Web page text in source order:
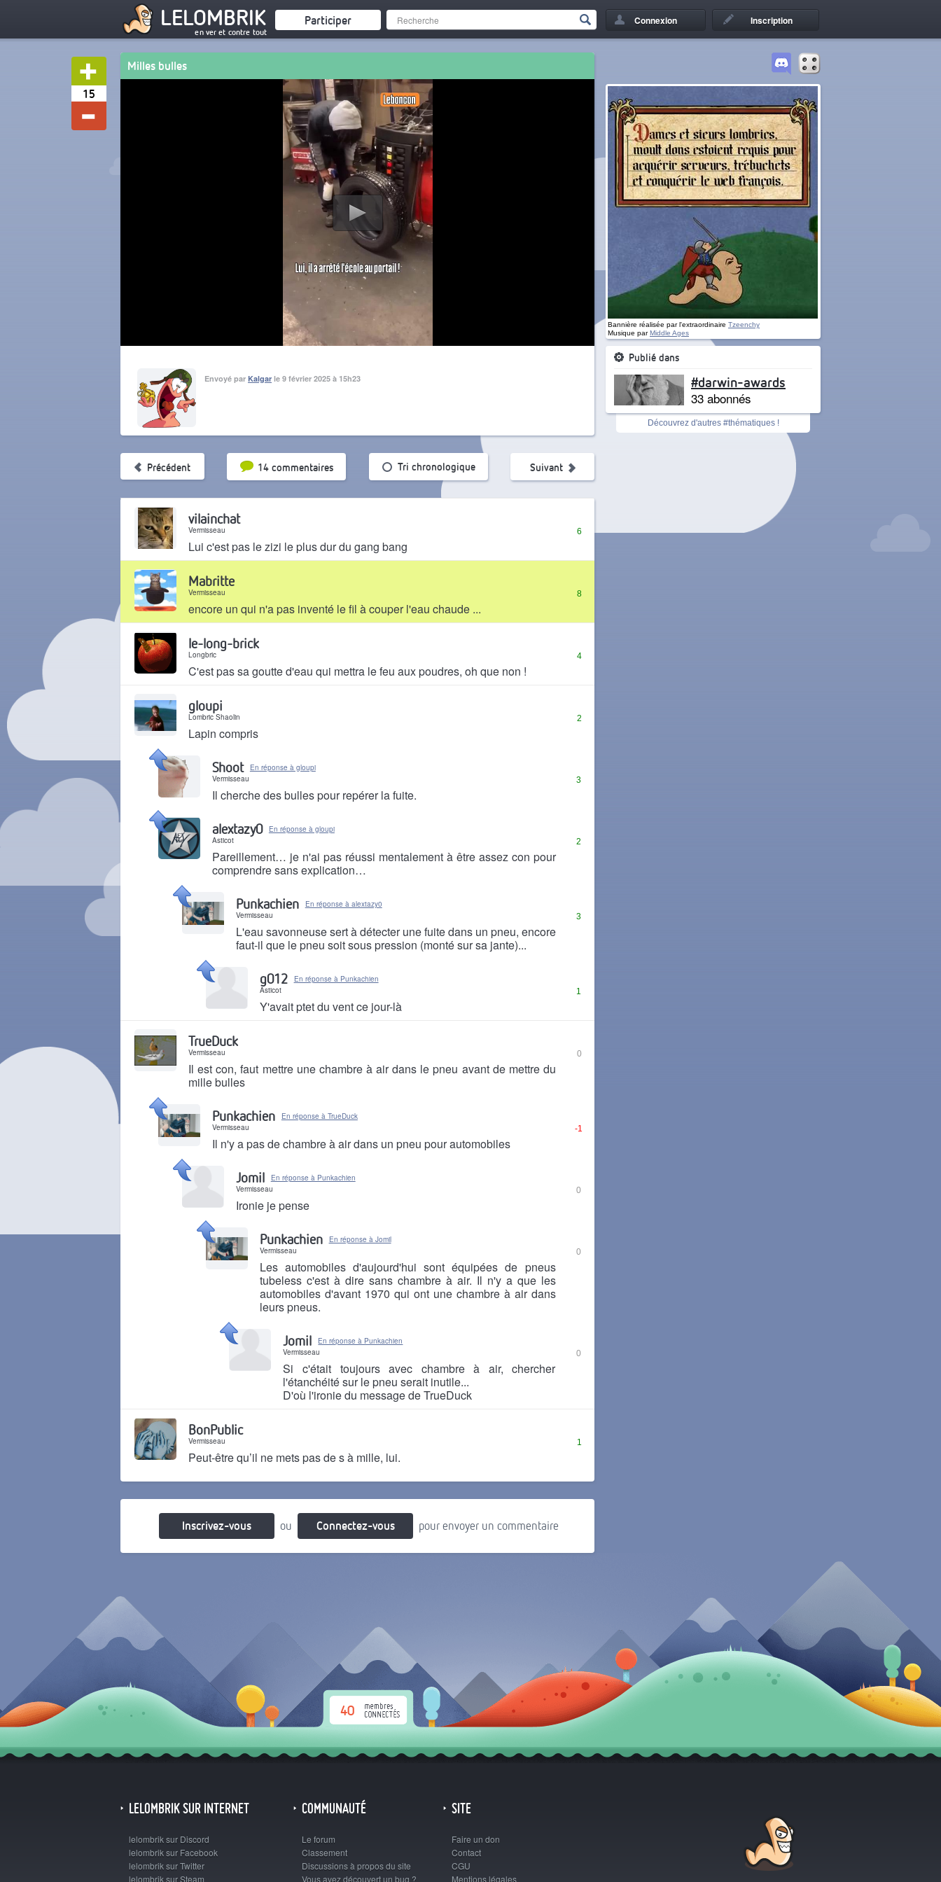
LELOMBRIK
en ver et contre tout
Participer Connexion Inscription
15
Milles bulles
Envoyé par Kalgar le 9 février 2025 à 15h23
Précédent 14 commentaires
Tri par popularité Tri chronologique Suivant
6
vilainchat
Vermisseau
Lui c'est pas le zizi le plus dur du gang bang
Il y a 2 ans
8
Mabritte
Vermisseau
encore un qui n'a pas inventé le fil à couper l'eau chaude ...
4
le-long-brick
Longbric
C'est pas sa goutte d'eau qui mettra le feu aux poudres, oh que non !
2
gloupi
Lombric Shaolin
Lapin compris
Il y a 2 ans
3
Shoot
En réponse à gloupi
Vermisseau
Il cherche des bulles pour repérer la fuite.
Il y a 2 ans
2
alextazy0
En réponse à gloupi
Asticot
Pareillement… je n'ai pas réussi mentalement à être assez con pour
comprendre sans explication…
Il y a 2 ans
3
Punkachien
En réponse à alextazy0
Vermisseau
L'eau savonneuse sert à détecter une fuite dans un pneu, encore
faut-il que le pneu soit sous pression (monté sur sa jante)...
Il y a 2 ans
1
g012
En réponse à Punkachien
Asticot
Y'avait ptet du vent ce jour-là
0
TrueDuck
Vermisseau
Il est con, faut mettre une chambre à air dans le pneu avant de mettre du
mille bulles
Il y a 2 ans
-1
Punkachien
En réponse à TrueDuck
Vermisseau
Il n'y a pas de chambre à air dans un pneu pour automobiles
Il y a 2 ans
0
Jomil
En réponse à Punkachien
Vermisseau
Ironie je pense
Il y a 2 ans
0
Punkachien
En réponse à Jomil
Vermisseau
Les automobiles d'aujourd'hui sont équipées de pneus
tubeless c'est à dire sans chambre à air. Il n'y a que les
automobiles d'avant 1970 qui ont une chambre à air dans
leurs pneus.
Il y a 2 ans
0
Jomil
En réponse à Punkachien
Vermisseau
Si c'était toujours avec chambre à air, chercher
l'étanchéité sur le pneu serait inutile...
D'où l'ironie du message de TrueDuck
1
BonPublic
Vermisseau
Peut-être qu’il ne mets pas de s à mille, lui.
Inscrivez-vous ou Connectez-vous pour envoyer un commentaire
Bannière réalisée par l'extraordinaire Tzeenchy
Musique parMiddle Ages
Publié dans
#darwin-awards
33 abonnés
Découvrez d'autres #thématiques !
40
LELOMBRIK SUR INTERNET
lelombrik sur Discord
lelombrik sur Facebook
lelombrik sur Twitter
lelombrik sur Steam
COMMUNAUTÉ
Le forum
Classement
Discussions à propos du site
Vous avez découvert un bug ?
SITE
Faire un don
Contact
CGU
Mentions légales